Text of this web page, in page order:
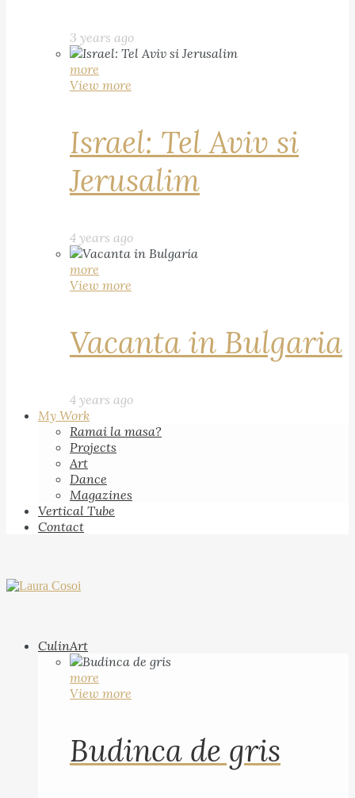
3 years ago
more
View more
Israel: Tel Aviv si
Jerusalim
4 years ago
more
View more
Vacanta in Bulgaria
4 years ago
My Work
Ramai la masa?
Projects
Art
Dance
Magazines
Vertical Tube
Contact
CulinArt
more
View more
Budinca de gris